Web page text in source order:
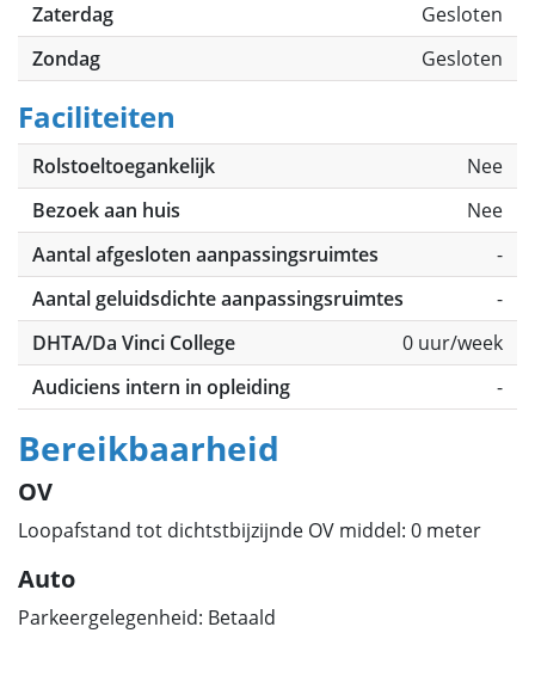
Zaterdag
Gesloten
Zondag
Gesloten
Faciliteiten
Rolstoeltoegankelijk
Nee
Bezoek aan huis
Nee
Aantal afgesloten aanpassingsruimtes
-
Aantal geluidsdichte aanpassingsruimtes
-
DHTA/Da Vinci College
0 uur/week
Audiciens intern in opleiding
-
Bereikbaarheid
OV
Loopafstand tot dichtstbijzijnde OV middel: 0 meter
Auto
Parkeergelegenheid: Betaald